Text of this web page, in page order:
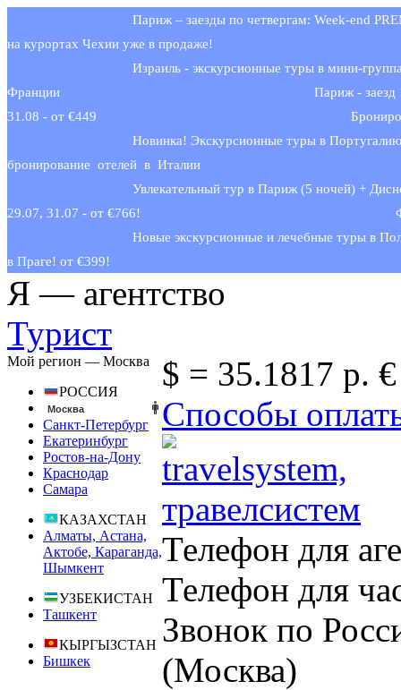
Париж – заезды по четвергам: Week-end
на курортах Чехии уже в продаже!
Израиль - экскурсионные туры в мини-
Франции
Париж - заезд
31.08 - от €449
Новинка! Экскурсионные туры в
бронирование отелей в Италии
Увлекательный тур в Париж (5 ночей) +
29.07, 31.07 - от €766!
Новые экскурсионные и лечебные туры в
в Праге! от €399!
Я — агентство
Турист
Мой регион — Москва
РОССИЯ
Москва
Санкт-Петербург
Екатеринбург
Ростов-на-Дону
Краснодар
Самара
КАЗАХСТАН
Алматы, Астана,
Актобе, Караганда,
Шымкент
УЗБЕКИСТАН
Ташкент
КЫРГЫЗСТАН
Бишкек
$ = 35.1817 р.
Способы
Телефон для
Телефон для
Звонок по
(Москва)